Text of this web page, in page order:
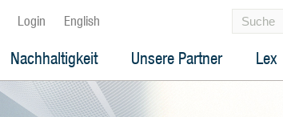
Login English
Nachhaltigkeit Unsere Partner Lex